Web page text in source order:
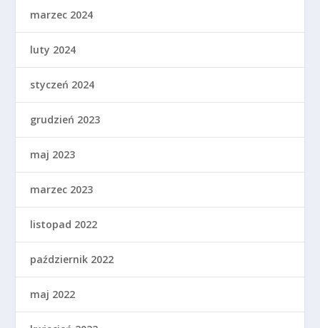
marzec 2024
luty 2024
styczeń 2024
grudzień 2023
maj 2023
marzec 2023
listopad 2022
październik 2022
maj 2022